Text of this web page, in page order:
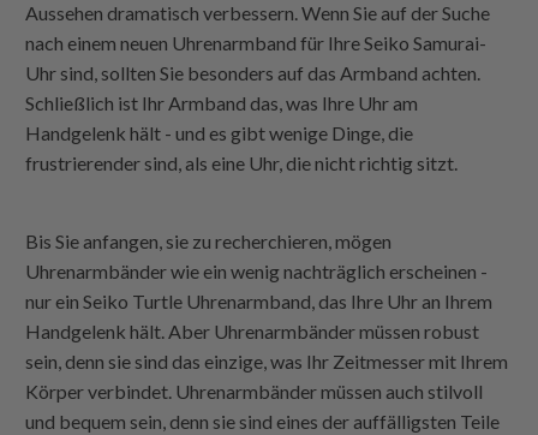
Aussehen dramatisch verbessern. Wenn Sie auf der Suche
nach einem neuen Uhrenarmband für Ihre Seiko Samurai-
Uhr sind, sollten Sie besonders auf das Armband achten.
Schließlich ist Ihr Armband das, was Ihre Uhr am
Handgelenk hält - und es gibt wenige Dinge, die
frustrierender sind, als eine Uhr, die nicht richtig sitzt.
Bis Sie anfangen, sie zu recherchieren, mögen
Uhrenarmbänder wie ein wenig nachträglich erscheinen -
nur ein Seiko Turtle Uhrenarmband, das Ihre Uhr an Ihrem
Handgelenk hält. Aber Uhrenarmbänder müssen robust
sein, denn sie sind das einzige, was Ihr Zeitmesser mit Ihrem
Körper verbindet. Uhrenarmbänder müssen auch stilvoll
und bequem sein, denn sie sind eines der auffälligsten Teile